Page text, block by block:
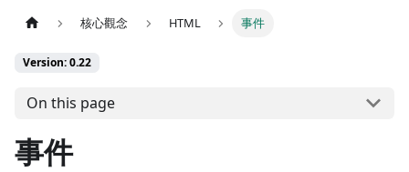
核心觀念 HTML 事件
Version: 0.22
On this page
事件